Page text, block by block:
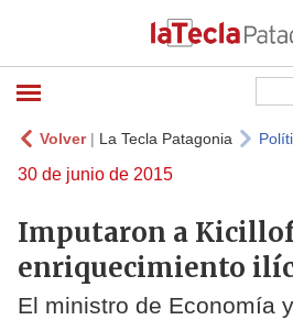
Volver| La Tecla Patagonia
30 de junio de 2015
Imputaron a
enriquecimiento
El ministro de Economía